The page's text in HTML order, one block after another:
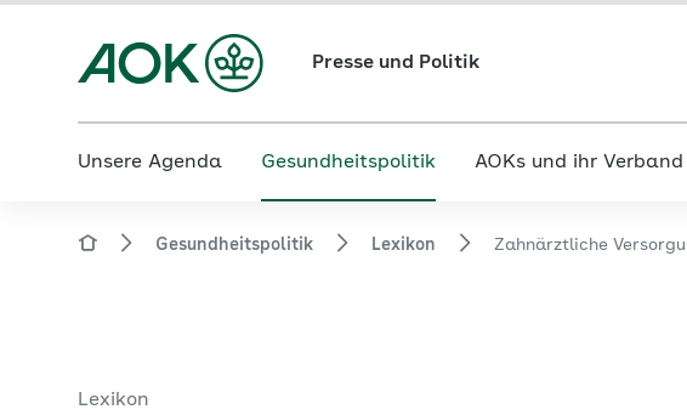
Presse und Politik
Unsere Agenda Gesundheitspolitik AOKs und ihr Verband
Gesundheitspolitik Lexikon Zahnärztliche
Lexikon